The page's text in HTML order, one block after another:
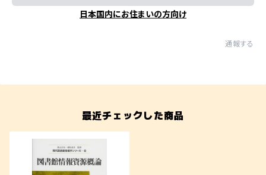
日本国内にお住まいの方向け
通報する
最近チェックした商品